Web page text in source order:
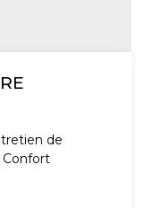
de
Confort